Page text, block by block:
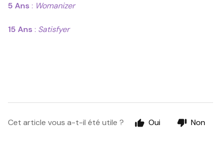
5 Ans : Womanizer
15 Ans : Satisfyer
Cet article vous a-t-il été utile ? Oui Non